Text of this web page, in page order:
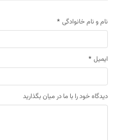
نام و نام خانوادگی *
ایمیل *
دیدگاه خود را با ما در میان بگذارید